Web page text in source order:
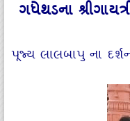
ગધેથડના
પૂજ્‍ય લાલબાપુ ના